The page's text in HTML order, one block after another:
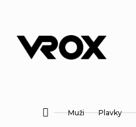
obsah
DomůMuži Plavky